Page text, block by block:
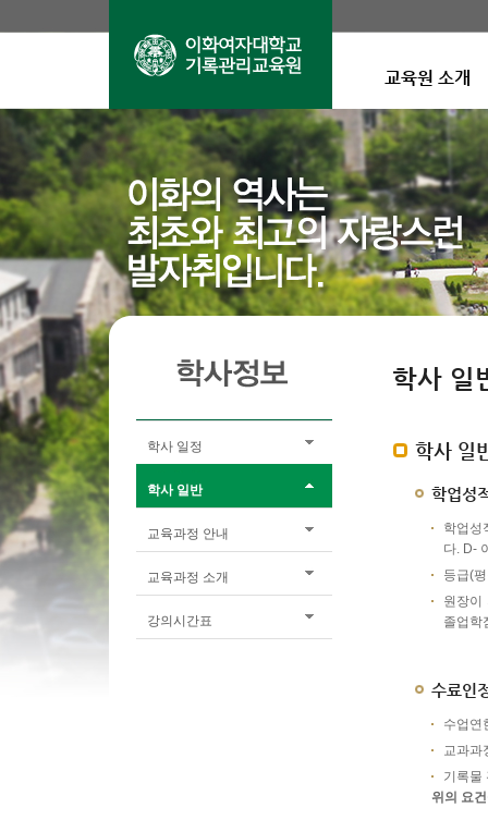
교육원 소개
학사 일정
학사 일반
교육과정 안내
교육과정 소개
강의시간표
학사 일
학업성
학업성
다. D-
등급(
원장이
졸업학
수료인
수업연
교과과
기록물
위의 요
학사 일